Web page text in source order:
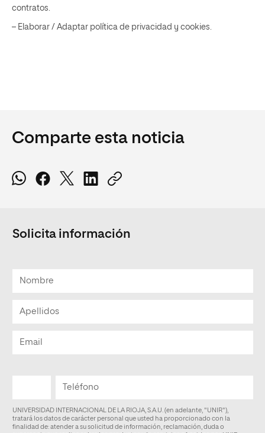
contratos.
– Elaborar / Adaptar política de privacidad y cookies.
Comparte esta noticia
Solicita información